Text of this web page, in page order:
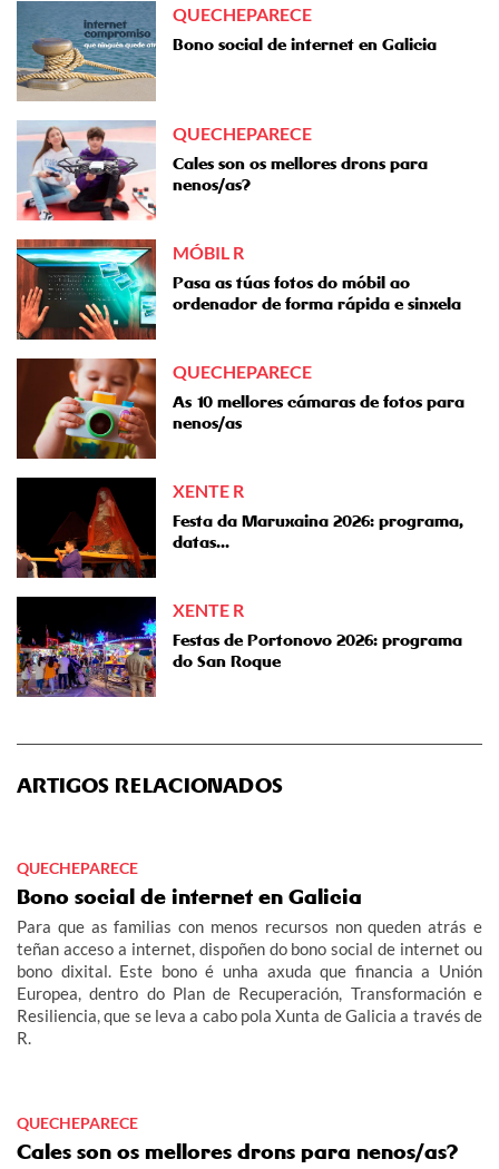
QUECHEPARECE
Bono social de internet en Galicia
QUECHEPARECE
Cales son os mellores drons para
nenos/as?
MÓBIL R
Pasa as túas fotos do móbil ao
ordenador de forma rápida e sinxela
QUECHEPARECE
As 10 mellores cámaras de fotos para
nenos/as
XENTE R
Festa da Maruxaina 2026: programa,
datas...
XENTE R
Festas de Portonovo 2026: programa
do San Roque
ARTIGOS RELACIONADOS
QUECHEPARECE
Bono social de internet en Galicia
Para que as familias con menos recursos non queden atrás e
teñan acceso a internet, dispoñen do bono social de internet ou
bono dixital. Este bono é unha axuda que financia a Unión
Europea, dentro do Plan de Recuperación, Transformación e
Resiliencia, que se leva a cabo pola Xunta de Galicia a través de
R.
QUECHEPARECE
Cales son os mellores drons para nenos/as?